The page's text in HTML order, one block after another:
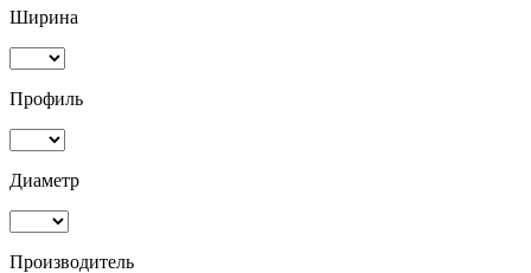
Ширина
Профиль
Диаметр
Производитель